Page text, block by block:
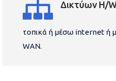
Δικτύων H/
τοπικά ή μέσω internet ή
WAN.